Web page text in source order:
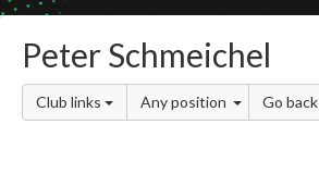
Peter Schmeichel
Club links Any position Go back